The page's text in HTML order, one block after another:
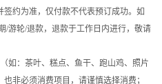
约为准，仅付款不代表预订成功。如
/游轮/退款，退款于工作日内进行，敬请
如：茶叶、糕点、鱼干、跑山鸡、照片
非必须消费项目，请谨慎选择消费；